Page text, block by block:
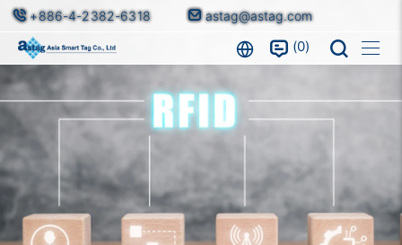
+886-4-2382-6318 astag@astag.com
0